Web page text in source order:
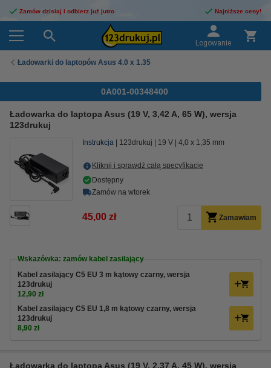
Zamów dzisiaj i odbierz już jutro Najniższe ceny!
Logowanie
Ładowarki do laptopów Asus 4.0 x 1.35
0A001-00348400
Ładowarka do laptopa Asus (19 V, 3,42 A, 65 W), wersja
123drukuj
Instrukcja 123drukuj 19 V 4,0 x 1,35 mm
Kliknij i sprawdź całą specyfikacje
Dostępny
Zamów na wtorek
45,00 zł Zamawiam
Wskazówka: zamów kabel zasilający
Kabel zasilający C5 EU 3 m kątowy czarny, wersja
123drukuj
12,90 zł
Kabel zasilający C5 EU 1,8 m kątowy czarny, wersja
123drukuj
8,90 zł
Ładowarka do laptopa Asus (19 V, 2,37 A, 45 W), wersja